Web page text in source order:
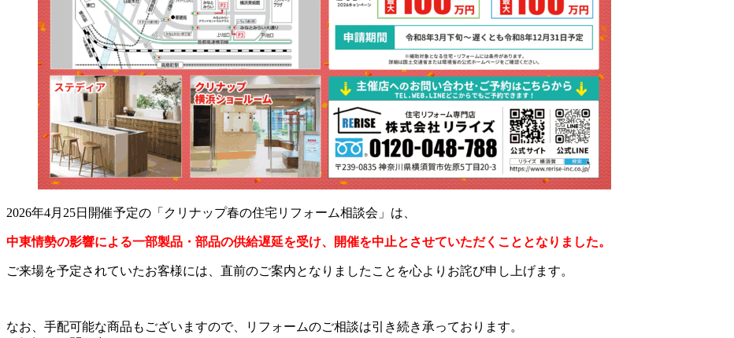
2026年4月25日開催予定の「クリナップ春の住宅リフォーム相談会」は、
中東情勢の影響による一部製品・部品の供給遅延を受け、開催を中止とさせていただくこととなりました。
ご来場を予定されていたお客様には、直前のご案内となりましたことを心よりお詫び申し上げます。
なお、手配可能な商品もございますので、リフォームのご相談は引き続き承っております。